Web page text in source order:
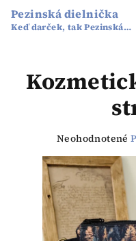
na
obsah
Pezinská dielnička
Keď darček, tak Pezinská
Priemerné
produktu
je
0,0
z
5
hviezdičiek.
Neohodnotené